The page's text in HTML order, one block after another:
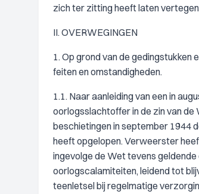
zich ter zitting heeft laten
II. OVERWEGINGEN
1. Op grond van de gedingstukken
feiten en omstandigheden.
1.1. Naar aanleiding van een in
oorlogsslachtoffer in de zin van
beschietingen in september 1944
heeft opgelopen. Verweerster
ingevolge de Wet tevens
oorlogscalamiteiten, leidend tot
teenletsel bij regelmatige